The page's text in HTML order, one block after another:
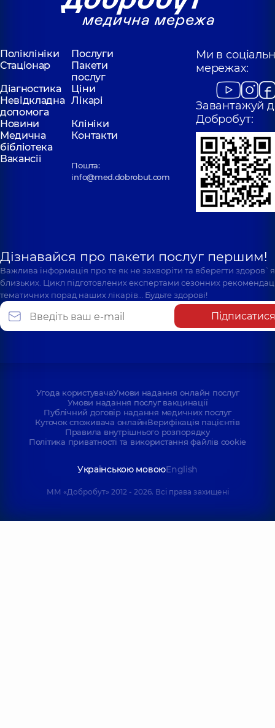
Мартинчук
Рентген-лаборант;
Рентгенолог,20
Рентгенолог,9
Камаралі
В'ячеславович
Рентгенолог,5
Качуровський
Олег Петрович
Рентгенолог,22
років досвіду
Поліклініки
Послуги
Стаціонар
Пакети
послуг
Діагностика
Ціни
Невідкладна
допомога
Лікарі
Новини
Клініки
Медична
бібліотека
Контакти
Вакансії
Пошта:
info@med.dobrobut.com
Ми в
мережах:
Завантажуй
Добробут:
Дізнавайся про пакети послуг першим!
Важлива інформація про те як не захворіти та вберегти
близьких. Цикл підготовлених експертами сезонних
тематичних порад наших лікарів… Будьте здорові!
Підписатися
Угода користувачаУмови надання онлайн послуг
Умови надання послуг вакцинації
Публічний договір надання медичних послуг
Куточок споживача онлайнВерифікація пацієнтів
Правила внутрішнього розпорядку
Політика приватності та використання файлів cookie
Українською мовоюEnglish
ММ «Добробут» 2012 - 2026. Всі права захищені